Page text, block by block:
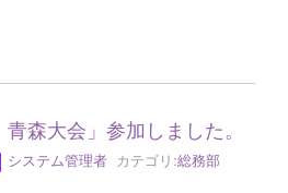
森大会」参加しました。
システム管理者 カテゴリ:総務部